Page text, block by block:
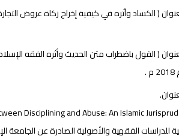
( القول باضطراب متن الحديث وأثره الفقه
.
الفقهية والأصولية الصادرة عن الجامعة الإسلامية